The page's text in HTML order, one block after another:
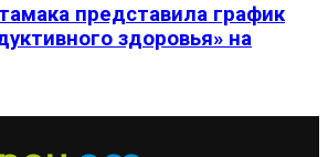
представила график
здоровья» на